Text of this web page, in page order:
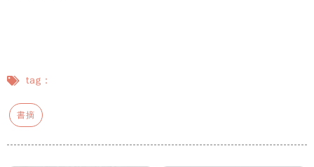
tag：
書摘